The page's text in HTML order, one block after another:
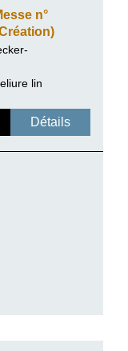
n°
lin
Détails